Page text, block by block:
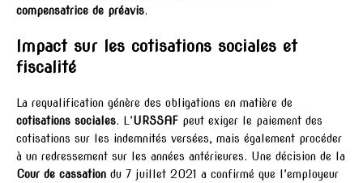
compensatrice de préavis.
Impact sur les cotisations sociales et
fiscalité
La requalification génère des obligations en matière de
cotisations sociales. L’URSSAF peut exiger le paiement des
cotisations sur les indemnités versées, mais également procéder
à un redressement sur les années antérieures. Une décision de la
Cour de cassation du 7 juillet 2021 a confirmé que l’employeur